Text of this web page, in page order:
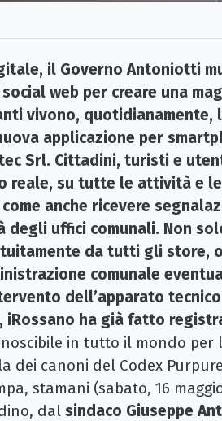
il Governo Antoniotti
web per creare una
vivono, quotidianamente,
applicazione per
Srl. Cittadini, turisti e
reale, su tutte le attività e
anche ricevere
uffici comunali. Non
da tutti gli store,
comunale
dell’apparato
ha già fatto
in tutto il mondo per
dei canoni del Codex
stamani (sabato, 16
dal sindaco Giuseppe